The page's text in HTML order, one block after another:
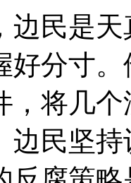
边民是
好分寸
，将几
边民坚